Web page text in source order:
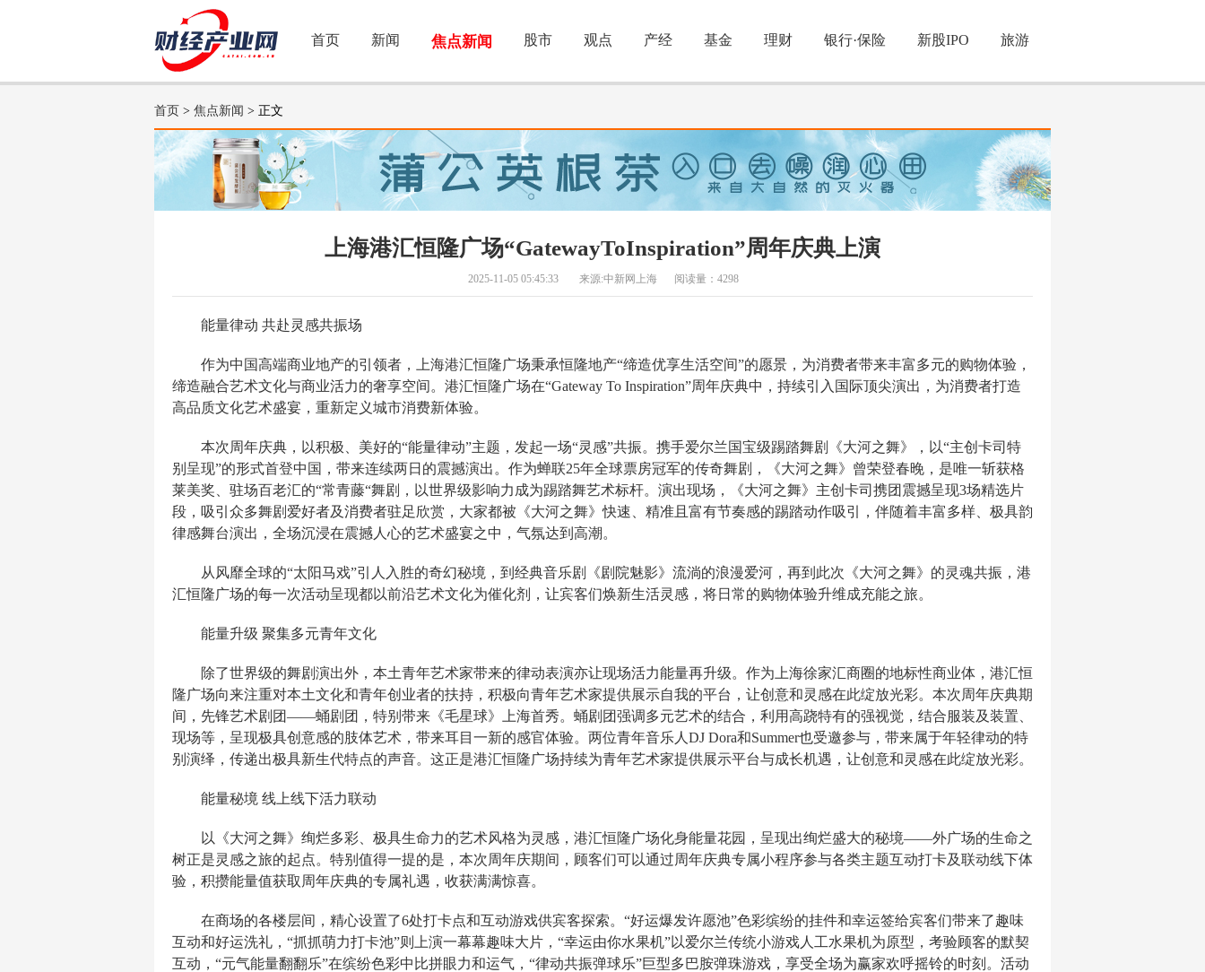
首页 新闻 焦点新闻 股市 观点 产经 基金 理财 银行·保险 新股IPO 旅游
首页 > 焦点新闻 > 正文
上海港汇恒隆广场“GatewayToInspiration”周年庆典上演
2025-11-05 05:45:33 来源:中新网上海 阅读量：4298
能量律动 共赴灵感共振场
作为中国高端商业地产的引领者，上海港汇恒隆广场秉承恒隆地产“缔造优享生活空间”的愿景，为消费者带来丰富多元的购物体验，
缔造融合艺术文化与商业活力的奢享空间。港汇恒隆广场在“Gateway To Inspiration”周年庆典中，持续引入国际顶尖演出，为消费者打造
高品质文化艺术盛宴，重新定义城市消费新体验。
本次周年庆典，以积极、美好的“能量律动”主题，发起一场“灵感”共振。携手爱尔兰国宝级踢踏舞剧《大河之舞》，以“主创卡司特
别呈现”的形式首登中国，带来连续两日的震撼演出。作为蝉联25年全球票房冠军的传奇舞剧，《大河之舞》曾荣登春晚，是唯一斩获格
莱美奖、驻场百老汇的“常青藤“舞剧，以世界级影响力成为踢踏舞艺术标杆。演出现场，《大河之舞》主创卡司携团震撼呈现3场精选片
段，吸引众多舞剧爱好者及消费者驻足欣赏，大家都被《大河之舞》快速、精准且富有节奏感的踢踏动作吸引，伴随着丰富多样、极具韵
律感舞台演出，全场沉浸在震撼人心的艺术盛宴之中，气氛达到高潮。
从风靡全球的“太阳马戏”引人入胜的奇幻秘境，到经典音乐剧《剧院魅影》流淌的浪漫爱河，再到此次《大河之舞》的灵魂共振，港
汇恒隆广场的每一次活动呈现都以前沿艺术文化为催化剂，让宾客们焕新生活灵感，将日常的购物体验升维成充能之旅。
能量升级 聚集多元青年文化
除了世界级的舞剧演出外，本土青年艺术家带来的律动表演亦让现场活力能量再升级。作为上海徐家汇商圈的地标性商业体，港汇恒
隆广场向来注重对本土文化和青年创业者的扶持，积极向青年艺术家提供展示自我的平台，让创意和灵感在此绽放光彩。本次周年庆典期
间，先锋艺术剧团——蛹剧团，特别带来《毛星球》上海首秀。蛹剧团强调多元艺术的结合，利用高跷特有的强视觉，结合服装及装置、
现场等，呈现极具创意感的肢体艺术，带来耳目一新的感官体验。两位青年音乐人DJ Dora和Summer也受邀参与，带来属于年轻律动的特
别演绎，传递出极具新生代特点的声音。这正是港汇恒隆广场持续为青年艺术家提供展示平台与成长机遇，让创意和灵感在此绽放光彩。
能量秘境 线上线下活力联动
以《大河之舞》绚烂多彩、极具生命力的艺术风格为灵感，港汇恒隆广场化身能量花园，呈现出绚烂盛大的秘境——外广场的生命之
树正是灵感之旅的起点。特别值得一提的是，本次周年庆期间，顾客们可以通过周年庆典专属小程序参与各类主题互动打卡及联动线下体
验，积攒能量值获取周年庆典的专属礼遇，收获满满惊喜。
在商场的各楼层间，精心设置了6处打卡点和互动游戏供宾客探索。“好运爆发许愿池”色彩缤纷的挂件和幸运签给宾客们带来了趣味
互动和好运洗礼，“抓抓萌力打卡池”则上演一幕幕趣味大片，“幸运由你水果机”以爱尔兰传统小游戏人工水果机为原型，考验顾客的默契
互动，“元气能量翻翻乐”在缤纷色彩中比拼眼力和运气，“律动共振弹球乐”巨型多巴胺弹珠游戏，享受全场为赢家欢呼摇铃的时刻。活动